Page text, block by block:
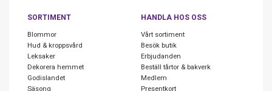
SORTIMENT
Blommor
Hud & kroppsvård
Leksaker
Dekorera hemmet
Godislandet
Säsong
HANDLA HOS OSS
Vårt sortiment
Besök butik
Erbjudanden
Beställ tårtor & bakverk
Medlem
Presentkort